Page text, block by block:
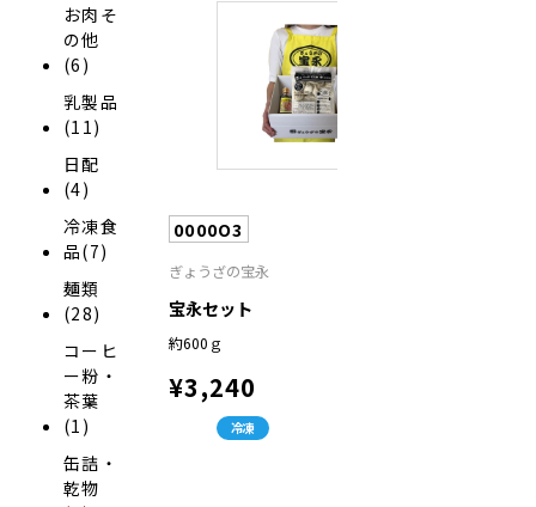
お肉そ
の他
(6)
乳製品
(11)
日配
(4)
冷凍食
品(7)
麺類
(28)
コーヒ
ー粉・
茶葉
(1)
缶詰・
乾物
0000O3
ぎょうざの宝永
宝永セット
約600ｇ
¥3,240
冷凍